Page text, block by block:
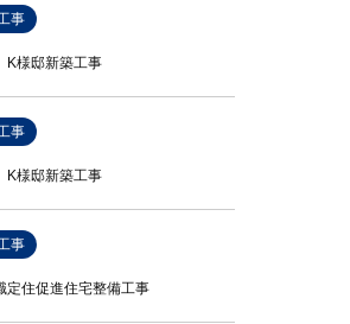
事
様邸新築工事
事
様邸新築工事
事
定住促進住宅整備工事